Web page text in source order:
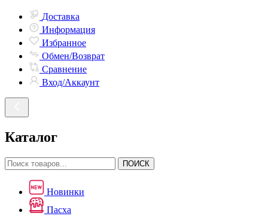
Доставка
Информация
Избранное
Обмен/Возврат
Сравнение
Вход/Аккаунт
Каталог
ПОИСК
Новинки
Пасха